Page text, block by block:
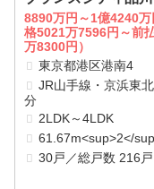
8890万円～1億4240
格5021万7596円～前
万8300円）
東京都港区港南4
JR山手線・京浜東
分
2LDK～4LDK
61.67m<sup>2</
30戸／総戸数 216戸